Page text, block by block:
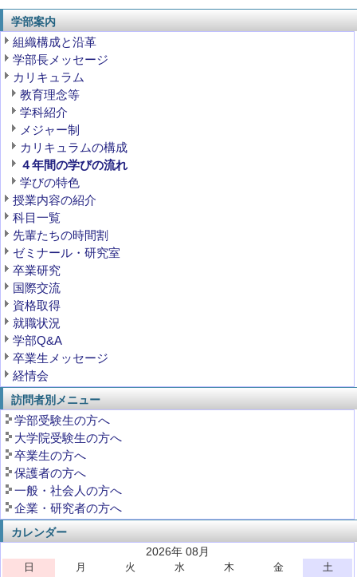
学部案内
組織構成と沿革
学部長メッセージ
カリキュラム
教育理念等
学科紹介
メジャー制
カリキュラムの構成
４年間の学びの流れ
学びの特色
授業内容の紹介
科目一覧
先輩たちの時間割
ゼミナール・研究室
卒業研究
国際交流
資格取得
就職状況
学部Q&A
卒業生メッセージ
経情会
訪問者別メニュー
学部受験生の方へ
大学院受験生の方へ
卒業生の方へ
保護者の方へ
一般・社会人の方へ
企業・研究者の方へ
カレンダー
2026年 08月
日 月 火 水 木 金 土